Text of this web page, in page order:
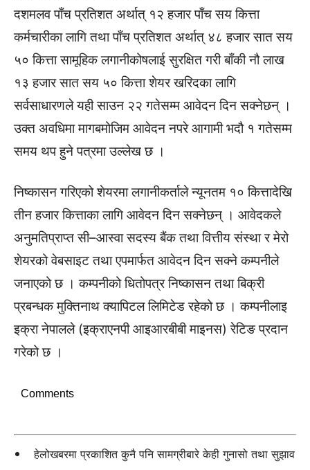
दशमलव पाँच प्रतिशत अर्थात् १२ हजार पाँच सय कित्ता
कर्मचारीका लागि तथा पाँच प्रतिशत अर्थात् ४८ हजार सात सय
५० कित्ता सामूहिक लगानीकोषलाई सुरक्षित गरी बाँकी नौ लाख
१३ हजार सात सय ५० कित्ता शेयर खरिदका लागि
सर्वसाधारणले यही साउन २२ गतेसम्म आवेदन दिन सक्नेछन् ।
उक्त अवधिमा मागबमोजिम आवेदन नपरे आगामी भदौ १ गतेसम्म
समय थप हुने पत्रमा उल्लेख छ ।
निष्कासन गरिएको शेयरमा लगानीकर्ताले न्यूनतम १० कित्तादेखि
तीन हजार कित्ताका लागि आवेदन दिन सक्नेछन् । आवेदकले
अनुमतिप्राप्त सी–आस्वा सदस्य बैंक तथा वित्तीय संस्था र मेरो
शेयरको वेबसाइट तथा एपमार्फत आवेदन दिन सक्ने कम्पनीले
जनाएको छ । कम्पनीको धितोपत्र निष्कासन तथा बिक्री
प्रबन्धक मुक्तिनाथ क्यापिटल लिमिटेड रहेको छ । कम्पनीलाइ
इक्रा नेपालले (इक्राएनपी आइआरबीबी माइनस) रेटिङ प्रदान
गरेको छ ।
Comments
हेलोखबरमा प्रकाशित कुनै पनि सामग्रीबारे केही गुनासो तथा सुझाव